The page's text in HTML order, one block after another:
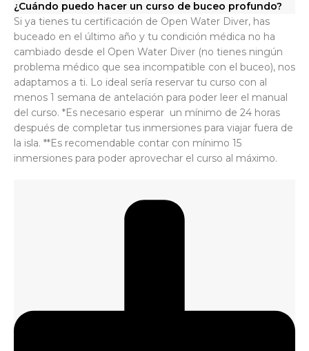
¿Cuándo puedo hacer un curso de buceo profundo?
Si ya tienes tu certificación de Open Water Diver, has
buceado en el último año y tu condición médica no ha
cambiado desde el Open Water Diver (no tienes ningún
problema médico que sea incompatible con el buceo), nos
adaptamos a ti. Lo ideal sería reservar tu curso con al
menos 1 semana de antelación para poder leer el manual
del curso. *Es necesario esperar un mínimo de 24 horas
después de completar tus inmersiones para viajar fuera de
la isla. **Es recomendable contar con mínimo 15
inmersiones para poder aprovechar el curso al máximo.